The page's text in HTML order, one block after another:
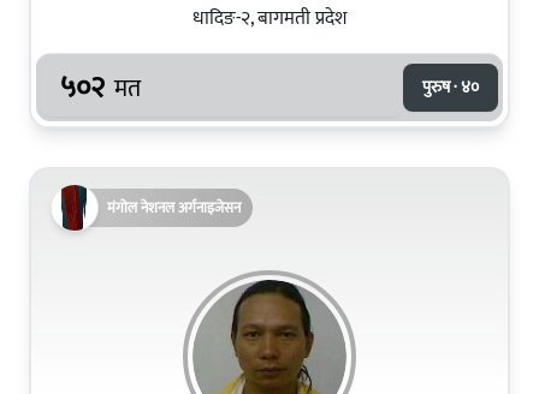
धादिङ-२, बागमती प्रदेश
५०२ मत पुरुष · ४०
मंगोल नेशनल अर्गनाइजेसन